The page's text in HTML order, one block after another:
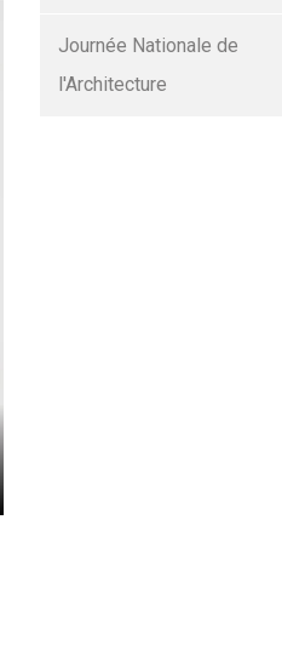
Journée Nationale de
l'Architecture